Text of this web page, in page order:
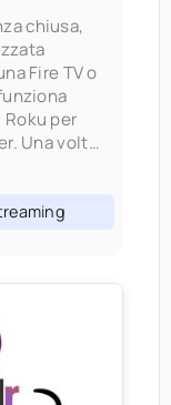
chiusa,
Fire TV o
per
Una volta